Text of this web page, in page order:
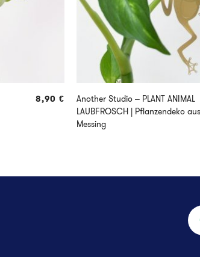
8,90 €
Another Studio – PLANT ANIMAL
LAUBFROSCH | Pflanzendeko aus
Messing